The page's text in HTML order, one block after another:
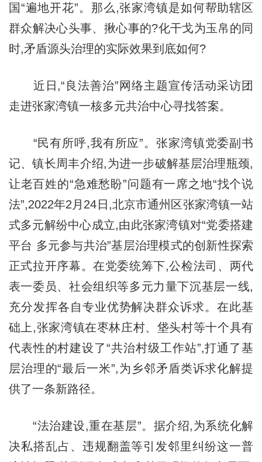
国“遍地开花”。那么,张家湾镇是如何帮助辖区
群众解决心头事、揪心事的?化干戈为玉帛的同
时,矛盾源头治理的实际效果到底如何?
近日,“良法善治”网络主题宣传活动采访团
走进张家湾镇一核多元共治中心寻找答案。
“民有所呼,我有所应”。张家湾镇党委副书
记、镇长周丰介绍,为进一步破解基层治理瓶颈,
让老百姓的“急难愁盼”问题有一席之地“找个说
法”,2022年2月24日,北京市通州区张家湾镇一站
式多元解纷中心成立,由此张家湾镇对“党委搭建
平台 多元参与共治”基层治理模式的创新性探索
正式拉开序幕。在党委统筹下,公检法司、两代
表一委员、社会组织等多元力量下沉基层一线,
充分发挥各自专业优势解决群众诉求。在此基
础上,张家湾镇在枣林庄村、垡头村等十个具有
代表性的村建设了“共治村级工作站”,打通了基
层治理的“最后一米”,为乡邻矛盾类诉求化解提
供了一条新路径。
“法治建设,重在基层”。据介绍,为系统化解
决私搭乱占、违规翻盖等引发邻里纠纷这一普